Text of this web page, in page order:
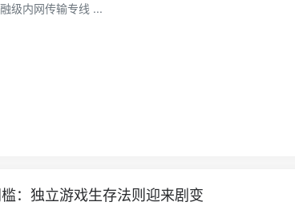
级内网传输专线 ...
：独立游戏生存法则迎来剧变